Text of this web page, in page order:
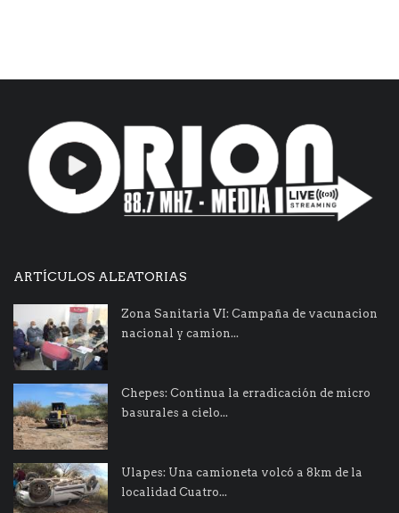
ARTÍCULOS ALEATORIAS
Zona Sanitaria VI: Campaña de vacunacion
nacional y camion...
Chepes: Continua la erradicación de micro
basurales a cielo...
Ulapes: Una camioneta volcó a 8km de la
localidad Cuatro...